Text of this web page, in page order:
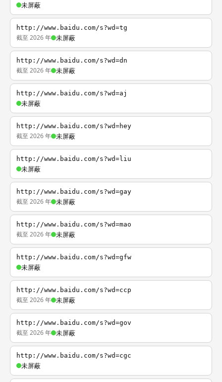
未屏蔽
http://www.baidu.com/s?wd=tg
截至 2026 年 未屏蔽
http://www.baidu.com/s?wd=dn
截至 2026 年 未屏蔽
http://www.baidu.com/s?wd=aj
未屏蔽
http://www.baidu.com/s?wd=hey
截至 2026 年 未屏蔽
http://www.baidu.com/s?wd=liu
未屏蔽
http://www.baidu.com/s?wd=gay
截至 2026 年 未屏蔽
http://www.baidu.com/s?wd=mao
截至 2026 年 未屏蔽
http://www.baidu.com/s?wd=gfw
未屏蔽
http://www.baidu.com/s?wd=ccp
截至 2026 年 未屏蔽
http://www.baidu.com/s?wd=gov
截至 2026 年 未屏蔽
http://www.baidu.com/s?wd=cgc
未屏蔽